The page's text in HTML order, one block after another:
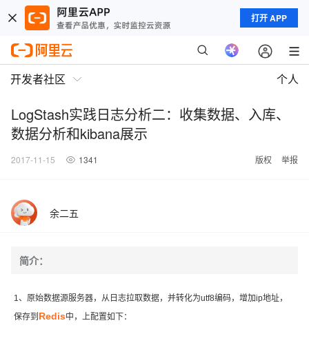
打开 APP
开发者社区 个人
LogStash实践日志分析二：收集数据、入库、
数据分析和kibana展示
2017-11-15 1341 版权 举报
余二五
简介：
1、原始数据源服务器，从日志拉取数据，并转化为utf8编码，增加ip地址，
保存到 Redis中，上配置如下：